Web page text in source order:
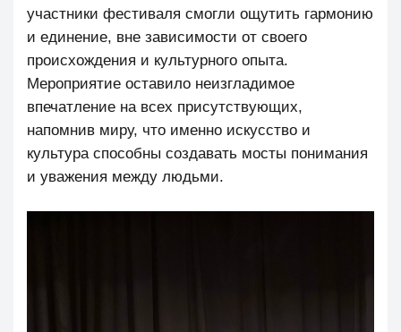
участники фестиваля смогли ощутить гармонию
и единение, вне зависимости от своего
происхождения и культурного опыта.
Мероприятие оставило неизгладимое
впечатление на всех присутствующих,
напомнив миру, что именно искусство и
культура способны создавать мосты понимания
и уважения между людьми.